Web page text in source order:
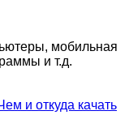
мобильная
и т.д.
и откуда качать